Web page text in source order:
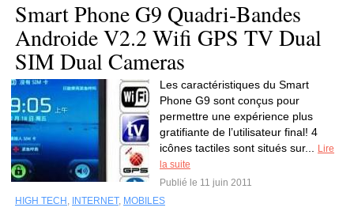
Smart Phone G9 Quadri-Bandes
Androide V2.2 Wifi GPS TV Dual
SIM Dual Cameras
Les caractéristiques du Smart
Phone G9 sont conçus pour
permettre une expérience plus
gratifiante de l’utilisateur final! 4
icônes tactiles sont situés sur...
Lire
la suite
Publié le 11 juin 2011
HIGH TECH , INTERNET, MOBILES